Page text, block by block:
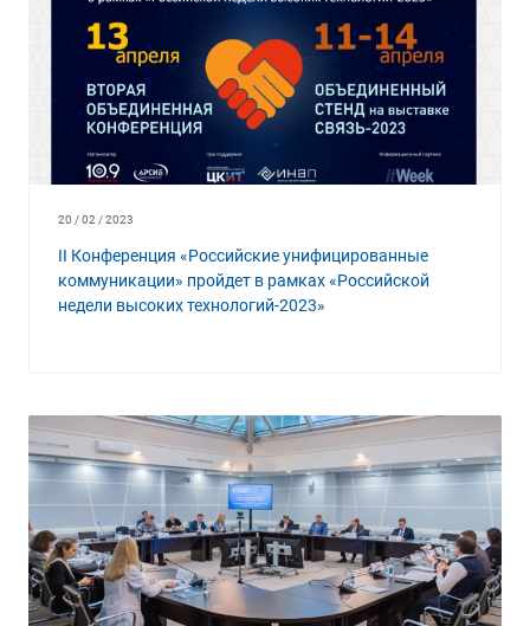
20 / 02 / 2023
II Конференция «Российские унифицированные
коммуникации» пройдет в рамках «Российской
недели высоких технологий-2023»